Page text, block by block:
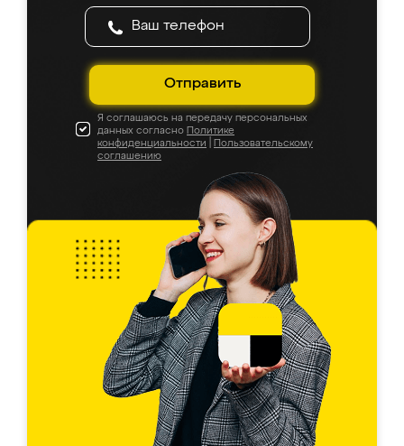
Отправить
Я соглашаюсь на передачу персональных
данных согласно Политике
конфиденциальности
Пользовательскому
соглашению